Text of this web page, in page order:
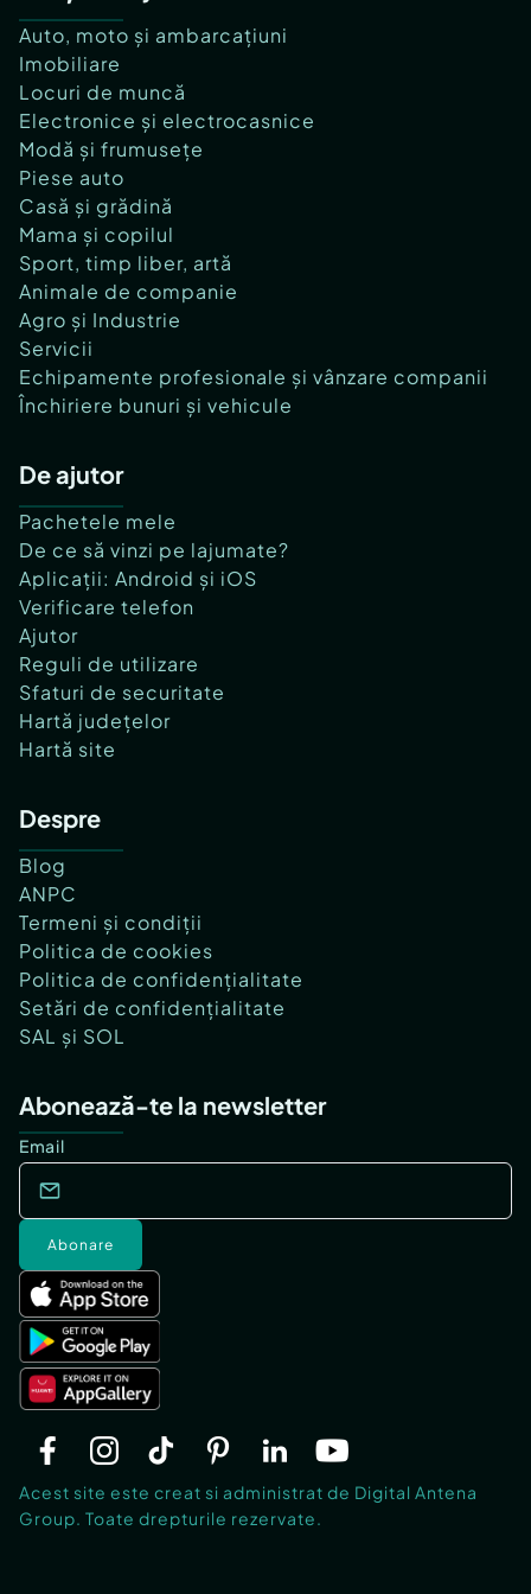
Auto, moto și ambarcațiuni
Imobiliare
Locuri de muncă
Electronice și electrocasnice
Modă și frumusețe
Piese auto
Casă și grădină
Mama și copilul
Sport, timp liber, artă
Animale de companie
Agro și Industrie
Servicii
Echipamente profesionale și vânzare companii
Închiriere bunuri și vehicule
De ajutor
Pachetele mele
De ce să vinzi pe lajumate?
Aplicații: Android și iOS
Verificare telefon
Ajutor
Reguli de utilizare
Sfaturi de securitate
Hartă județelor
Hartă site
Despre
Blog
ANPC
Termeni și condiții
Politica de cookies
Politica de confidențialitate
Setări de confidențialitate
SAL și SOL
Abonează-te la newsletter
Email
Abonare
Acest site este creat si administrat de Digital Antena
Group. Toate drepturile rezervate.